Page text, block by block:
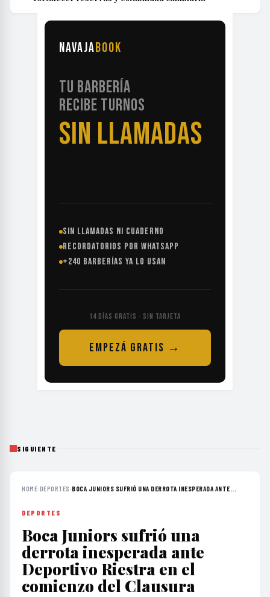
NAVAJABOOK
TU BARBERÍA
RECIBE TURNOS
SIN LLAMADAS
SIN LLAMADAS NI CUADERNO
RECORDATORIOS POR WHATSAPP
+240 BARBERÍAS YA LO USAN
14 DÍAS GRATIS · SIN TARJETA
EMPEZÁ GRATIS →
SIGUIENTE
HOME›DEPORTES ›BOCA JUNIORS SUFRIÓ UNA DERROTA INESPERADA ANTE...
DEPORTES
Boca Juniors sufrió una
derrota inesperada ante
Deportivo Riestra en el
comienzo del Clausura